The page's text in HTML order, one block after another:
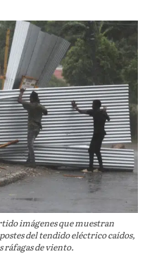
imágenes que muestran
del tendido eléctrico caídos,
ráfagas de viento.